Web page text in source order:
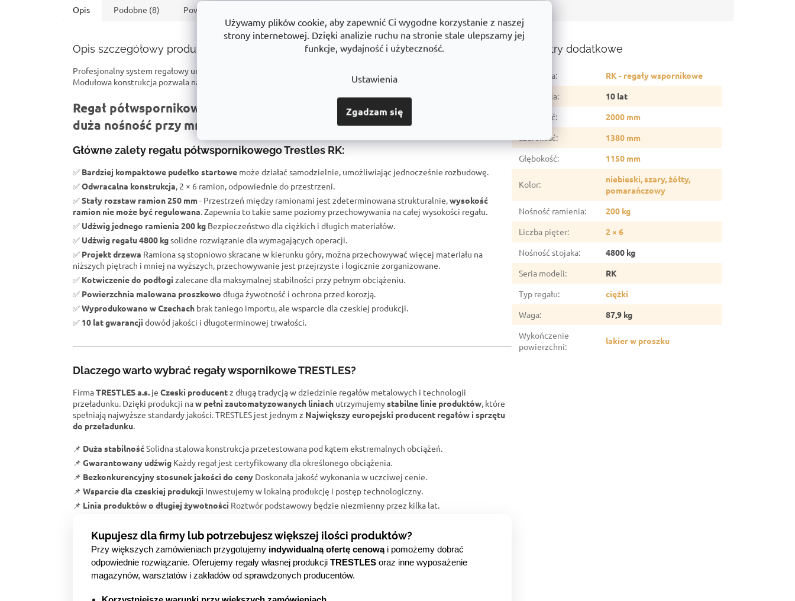
Używamy plików cookie, aby zapewnić Ci wygodne korzystanie z naszej
strony internetowej. Dzięki analizie ruchu na stronie stale ulepszamy jej
funkcje, wydajność i użyteczność.
Ustawienia
Zgadzam się
Opis Podobne (8) Powiązane (2)
Opis szczegółowy produktu
Profesjonalny system regałowy umożliwiający łatwą rozbudowę według potrzeb magazynu.
Modułowa konstrukcja pozwala na tworzenie ciągów regałowych o dowolnej długości.
Regał półwspornikowy RK do dużych obciążeń, pełna funkcjonalność i
duża nośność przy mniejszej szerokości.
Główne zalety regału półwspornikowego Trestles RK:
✅ Bardziej kompaktowe pudełko startowe może działać samodzielnie, umożliwiając jednocześnie rozbudowę.
✅Odwracalna konstrukcja, 2 × 6 ramion, odpowiednie do przestrzeni.
✅Stały rozstaw ramion 250 mm- Przestrzeń między ramionami jest zdeterminowana strukturalnie,wysokość
ramion nie może być regulowana. Zapewnia to takie same poziomy przechowywania na całej wysokości regału.
✅ Udźwig jednego ramienia 200 kg Bezpieczeństwo dla ciężkich i długich materiałów.
✅ Udźwig regału 4800 kgsolidne rozwiązanie dla wymagających operacji.
✅ Projekt drzewa Ramiona są stopniowo skracane w kierunku góry, można przechowywać więcej materiału na
niższych piętrach i mniej na wyższych, przechowywanie jest przejrzyste i logicznie zorganizowane.
✅ Kotwiczenie do podłogi zalecane dla maksymalnej stabilności przy pełnym obciążeniu.
✅ Powierzchnia malowana proszkowo długa żywotność i ochrona przed korozją.
✅Wyprodukowano w Czechach brak taniego importu, ale wsparcie dla czeskiej produkcji.
✅ 10 lat gwarancji dowód jakości i długoterminowej trwałości.
Dlaczego warto wybrać regały wspornikowe TRESTLES?
FirmaTRESTLES a.s. je Czeski producentz długą tradycją w dziedzinie regałów metalowych i technologii
przeładunku. Dzięki produkcji naw pełni zautomatyzowanych liniach utrzymujemystabilne linie produktów, które
spełniają najwyższe standardy jakości. TRESTLES jest jednym z Największy europejski producent regałów i sprzętu
do przeładunku.
📌 Duża stabilnośćSolidna stalowa konstrukcja przetestowana pod kątem ekstremalnych obciążeń.
📌 Gwarantowany udźwig Każdy regał jest certyfikowany dla określonego obciążenia.
📌 Bezkonkurencyjny stosunek jakości do ceny Doskonała jakość wykonania w uczciwej cenie.
📌 Wsparcie dla czeskiej produkcji Inwestujemy w lokalną produkcję i postęp technologiczny.
📌 Linia produktów o długiej żywotności Roztwór podstawowy będzie niezmienny przez kilka lat.
Kupujesz dla firmy lub potrzebujesz większej ilości produktów?
Przy większych zamówieniach przygotujemy indywidualną ofertę cenowąi pomożemy dobrać
odpowiednie rozwiązanie. Oferujemy regały własnej produkcji TRESTLES oraz inne wyposażenie
magazynów, warsztatów i zakładów od sprawdzonych producentów.
Parametry dodatkowe
Kategoria:
RK - regały wspornikowe
Gwarancja:
10 lat
Wysokość:
2000 mm
Szerokość:
1380 mm
Głębokość: 1150 mm
Kolor:
niebieski, szary, żółty,
pomarańczowy
Nośność ramienia:
200 kg
Liczba pięter:
2 × 6
Nośność stojaka:
4800 kg
Seria modeli:
RK
Typ regału:
ciężki
Waga:
87,9 kg
Wykończenie
powierzchni:
lakier w proszku